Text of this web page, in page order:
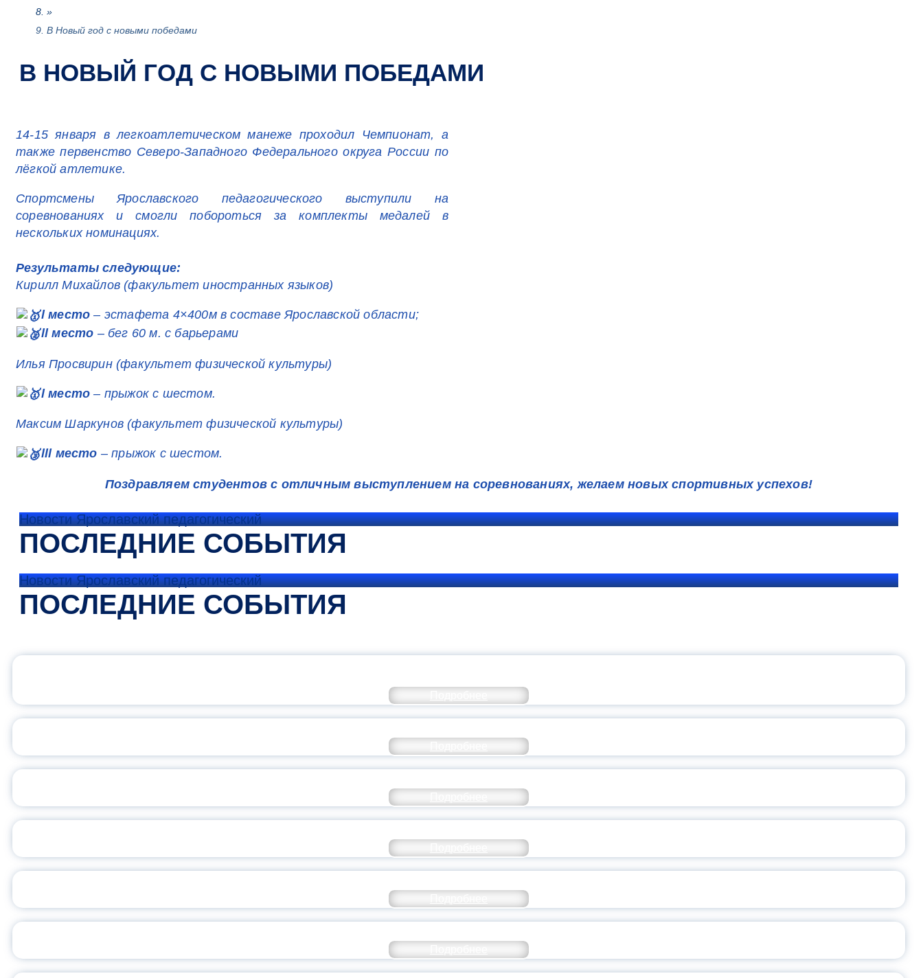
»
В Новый год с новыми победами
В НОВЫЙ ГОД С НОВЫМИ ПОБЕДАМИ
14-15 января в легкоатлетическом манеже проходил Чемпионат, а
также первенство Северо-Западного Федерального округа России по
лёгкой атлетике.
Спортсмены Ярославского педагогического выступили на
соревнованиях и смогли побороться за комплекты медалей в
нескольких номинациях.
Результаты следующие:
Кирилл Михайлов (факультет иностранных языков)
l место – эстафета 4×400м в составе Ярославской области;
ll место – бег 60 м. с барьерами
Илья Просвирин (факультет физической культуры)
l место – прыжок с шестом.
Максим Шаркунов (факультет физической культуры)
lll место – прыжок с шестом.
Поздравляем студентов с отличным выступлением на соревнованиях, желаем новых спортивных успехов!
Новости Ярославский педагогический
ПОСЛЕДНИЕ СОБЫТИЯ
Новости Ярославский педагогический
ПОСЛЕДНИЕ СОБЫТИЯ